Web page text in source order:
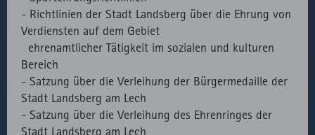
- Richtlinien der Stadt Landsberg über die Ehrung von
Verdiensten auf dem Gebiet
ehrenamtlicher Tätigkeit im sozialen und kulturen
Bereich
- Satzung über die Verleihung der Bürgermedaille der
Stadt Landsberg am Lech
- Satzung über die Verleihung des Ehrenringes der
Stadt Landsberg am Lech
des lokal
eingebunden
Fonts.